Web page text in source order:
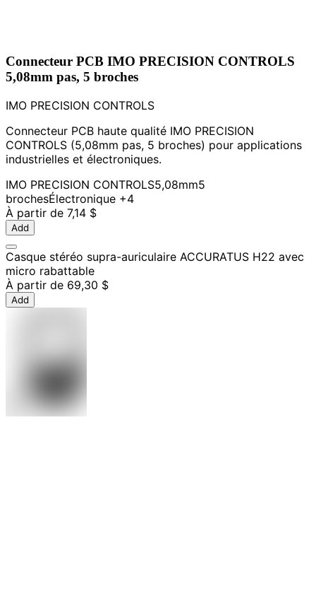
Connecteur PCB IMO PRECISION CONTROLS
5,08mm pas, 5 broches
IMO PRECISION CONTROLS
Connecteur PCB haute qualité IMO PRECISION
CONTROLS (5,08mm pas, 5 broches) pour applications
industrielles et électroniques.
IMO PRECISION CONTROLS5,08mm5
brochesÉlectronique +4
À partir de 7,14 $
Add
Casque stéréo supra-auriculaire ACCURATUS H22 avec
micro rabattable
À partir de 69,30 $
Add